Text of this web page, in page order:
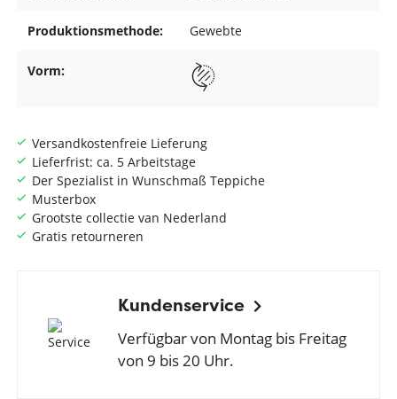
Versandkostenfreie Lieferung
Lieferfrist: ca. 5 Arbeitstage
Der Spezialist in Wunschmaß Teppiche
Musterbox
Grootste collectie van Nederland
Gratis retourneren
Kundenservice
Verfügbar von Montag bis Freitag
von 9 bis 20 Uhr.
Produktionsmethode: Gewebte
Vorm: